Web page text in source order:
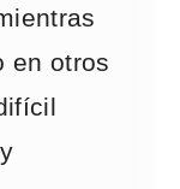
en otros